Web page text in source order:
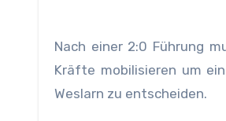
Nach einer 2:0 Führung muss der BSC, durch eine unnötige Rote Karte in der Schlußphase, noch einmal alle
Kräfte mobilisieren um
Weslarn zu entscheiden.